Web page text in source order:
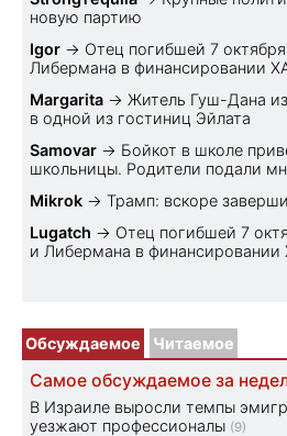
новую партию
Igor → Отец погибшей 7
Либермана в финансировании
Margarita → Житель Гуш-Дана
в одной из гостиниц Эйлата
Samovar → Бойкот в школе
школьницы. Родители подали
Mikrok → Трамп: вскоре
Lugatch → Отец погибшей 7
и Либермана в
Обсуждаемое Читаемое
Самое обсуждаемое за
В Израиле выросли темпы
уезжают профессионалы (9)